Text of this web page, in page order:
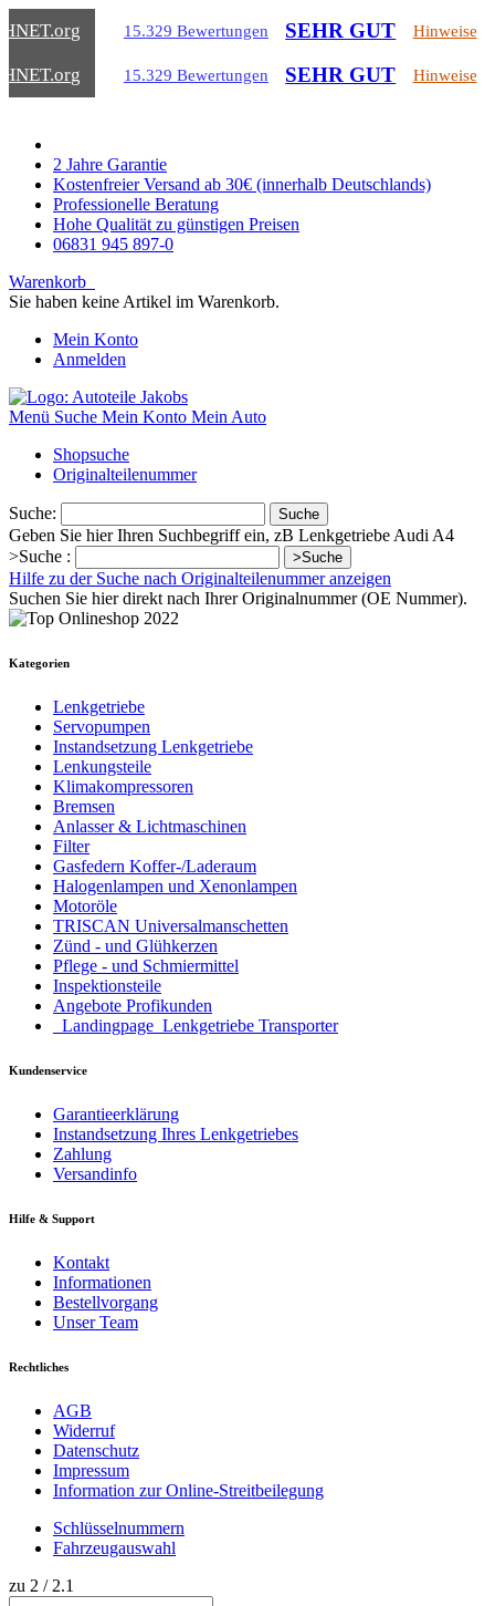
.org 15.329 Bewertungen SEHR GUT Hinweise
.org 15.329 Bewertungen SEHR GUT Hinweise
2 Jahre Garantie
Kostenfreier Versand ab 30€ (innerhalb Deutschlands)
Professionelle Beratung
Hohe Qualität zu günstigen Preisen
06831 945 897-0
Warenkorb
Sie haben keine Artikel im Warenkorb.
Mein Konto
Anmelden
Menü Suche Mein Konto Mein Auto
Shopsuche
Originalteilenummer
Suche: Suche
Geben Sie hier Ihren Suchbegriff ein, zB Lenkgetriebe Audi A4
>Suche :
>Suche
Hilfe zu der Suche nach Originalteilenummer anzeigen
Suchen Sie hier direkt nach Ihrer Originalnummer (OE Nummer).
Kategorien
Lenkgetriebe
Servopumpen
Instandsetzung Lenkgetriebe
Lenkungsteile
Klimakompressoren
Bremsen
Anlasser & Lichtmaschinen
Filter
Gasfedern Koffer-/Laderaum
Halogenlampen und Xenonlampen
Motoröle
TRISCAN Universalmanschetten
Zünd - und Glühkerzen
Pflege - und Schmiermittel
Inspektionsteile
Angebote Profikunden
_Landingpage_Lenkgetriebe Transporter
Kundenservice
Garantieerklärung
Instandsetzung Ihres Lenkgetriebes
Zahlung
Versandinfo
Hilfe & Support
Kontakt
Informationen
Bestellvorgang
Unser Team
Rechtliches
AGB
Widerruf
Datenschutz
Impressum
Information zur Online-Streitbeilegung
Schlüsselnummern
Fahrzeugauswahl
zu 2 / 2.1